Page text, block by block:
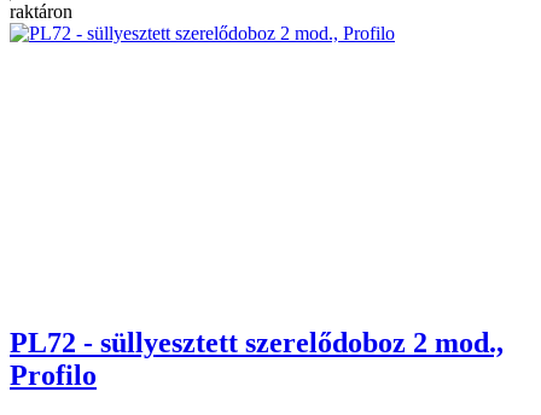
+
raktáron
PL72 - süllyesztett szerelődoboz 2 mod.,
Profilo